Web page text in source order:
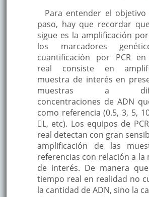
Para entender el
paso, hay que recordar
sigue es la amplificación
los marcadores
cuantificación por PCR
real consiste en
muestra de interés en
muestras a
concentraciones de ADN
como referencia (0.5, 3, 5,
L, etc). Los equipos de
real detectan con gran
amplificación de las
referencias con relación a la
de interés. De manera
tiempo real en realidad no
la cantidad de ADN, sino la